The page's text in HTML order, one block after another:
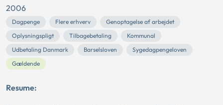
2006
Dagpenge Flere erhverv
Genoptagelse af arbejdet
Oplysningspligt
Tilbagebetaling
Kommunal
Udbetaling Danmark
Barselsloven
Sygedagpengeloven
Gældende
Resume: